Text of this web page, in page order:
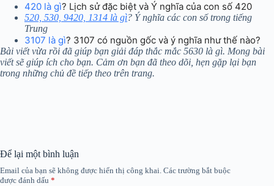
420 là gì? Lịch sử đặc biệt và Ý nghĩa của con số 420
520, 530, 9420, 1314 là gì? Ý nghĩa các con số trong tiếng
Trung
3107 là gì? 3107 có nguồn gốc và ý nghĩa như thế nào?
Bài viết vừa rồi đã giúp bạn giải đáp thắc mắc 5630 là gì. Mong bài
viết sẽ giúp ích cho bạn. Cảm ơn bạn đã theo dõi, hẹn gặp lại bạn
trong những chủ đề tiếp theo trên trang.
Để lại một bình luận
Email của bạn sẽ không được hiển thị công khai. Các trường bắt buộc
được đánh dấu *